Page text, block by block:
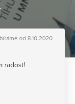
od 8.10.2020
radost!